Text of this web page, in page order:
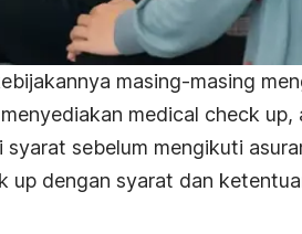
masing-masing
medical check up,
sebelum mengikuti
up dengan syarat dan